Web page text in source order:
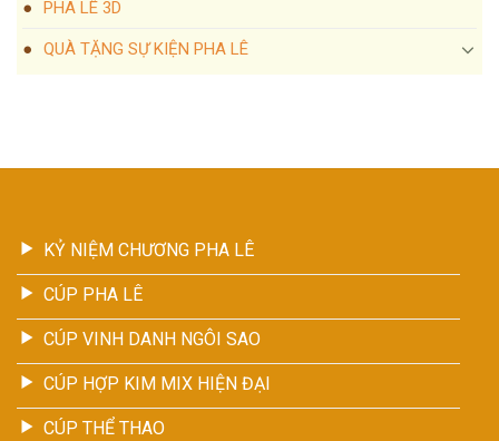
PHA LÊ 3D
QUÀ TẶNG SỰ KIỆN PHA LÊ
KỶ NIỆM CHƯƠNG PHA LÊ
CÚP PHA LÊ
CÚP VINH DANH NGÔI SAO
CÚP HỢP KIM MIX HIỆN ĐẠI
CÚP THỂ THAO